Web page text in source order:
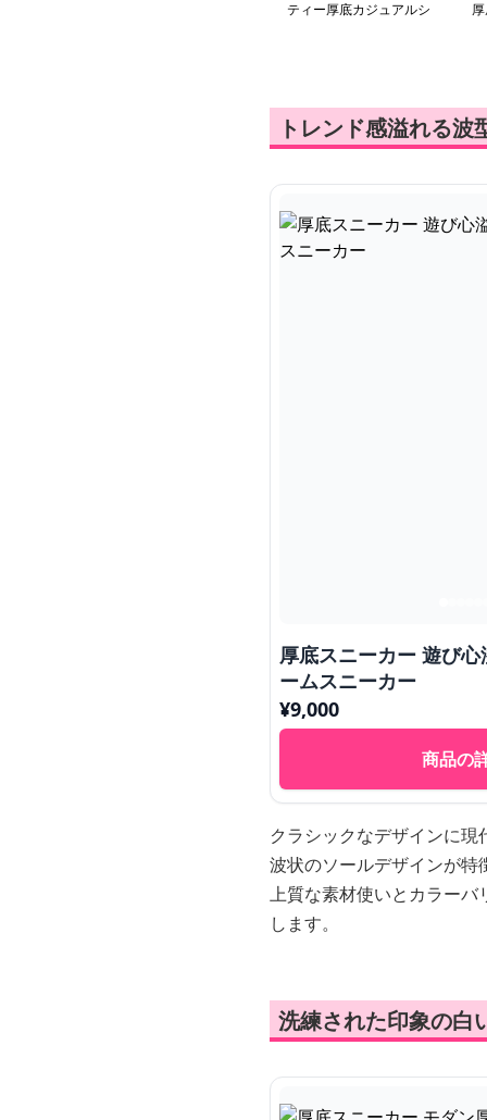
ティー厚底カジュアルシ
トレンド感溢れる
厚底スニーカー 遊び
ームスニーカー
¥9,000
商品の
クラシックなデザインに
波状のソールデザインが
上質な素材使いとカラー
します。
洗練された印象の白